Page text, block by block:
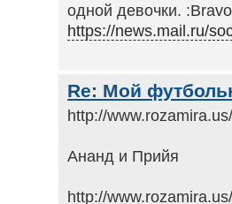
одной девочки.
https://news.mail.ru/
Re: Мой
http://
Ананд и Прийя
http://